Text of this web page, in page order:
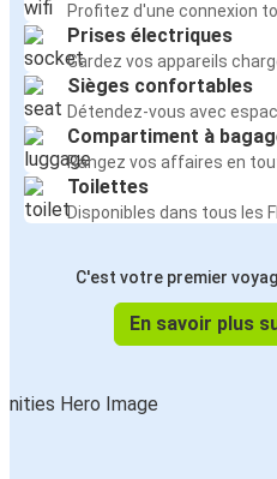
Profitez d'une connexion
Prises électriques
Gardez vos appareils
Sièges confortables
Détendez-vous avec
Compartiment à
Rangez vos affaires en
Toilettes
Disponibles dans tous les
C'est votre premier
En savoir plus